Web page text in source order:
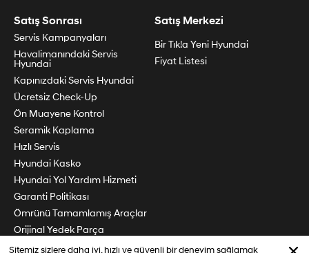
Sitemiz sizlere daha iyi, hızlı ve güvenli bir deneyim sağlamak
Satış Sonrası
Servis Kampanyaları
Havalimanındaki Servis
Hyundai
Kapınızdaki Servis Hyundai
Ücretsiz Check-Up
Ön Muayene Kontrol
Seramik Kaplama
Hızlı Servis
Hyundai Kasko
Hyundai Yol Yardım Hizmeti
Garanti Politikası
Ömrünü Tamamlamış Araçlar
Orijinal Yedek Parça
Periyodik Bakım
Satış Merkezi
Bir Tık!a Yeni Hyundai
Fiyat Listesi